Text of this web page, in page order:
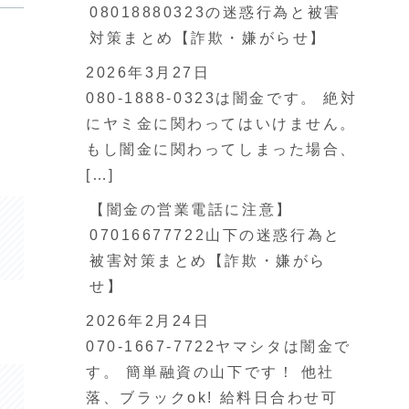
08018880323の迷惑行為と被害
対策まとめ【詐欺・嫌がらせ】
2026年3月27日
080-1888-0323は闇金です。 絶対
にヤミ金に関わってはいけません。
もし闇金に関わってしまった場合、
[…]
【闇金の営業電話に注意】
07016677722山下の迷惑行為と
被害対策まとめ【詐欺・嫌がら
せ】
2026年2月24日
070-1667-7722ヤマシタは闇金で
す。 簡単融資の山下です！ 他社
落、ブラックok! 給料日合わせ可